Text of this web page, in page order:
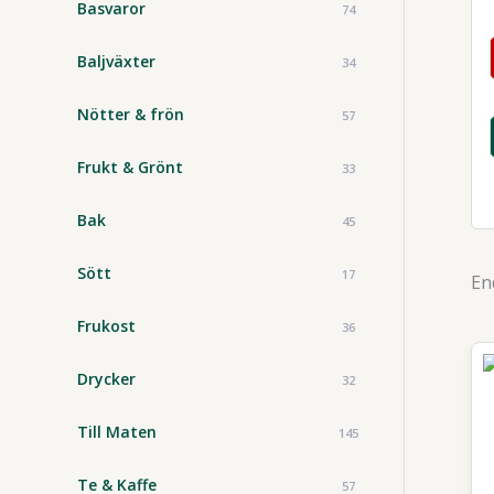
Basvaror 74
Baljväxter 34
Nötter & frön 57
Frukt & Grönt 33
Bak 45
Sött 17
Frukost 36
Drycker 32
Till Maten 145
Te & Kaffe 57